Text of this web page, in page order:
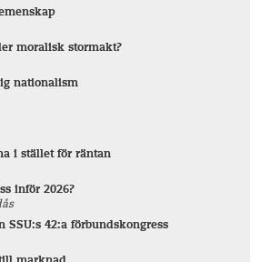
moralisk stormakt?
nationalism
i stället för räntan
inför 2026?
SSU:s 42:a förbundskongress